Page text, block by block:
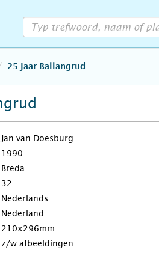
25 jaar Ballangrud
Jan van Doesburg
1990
Breda
32
Nederlands
Nederland
210x296mm
z/w afbeeldingen